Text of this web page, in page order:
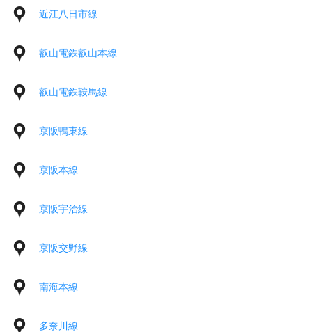
近江八日市線
叡山電鉄叡山本線
叡山電鉄鞍馬線
京阪鴨東線
京阪本線
京阪宇治線
京阪交野線
南海本線
多奈川線